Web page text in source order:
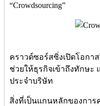
“Crowdsourcing”
คราวด์ซอร์สซิ่งเปิดโอกา
ช่วยให้ธุรกิจเข้าถึงทักษะ
ประจำบริษัท
สิ่งที่เป็นแกนหลักของกา